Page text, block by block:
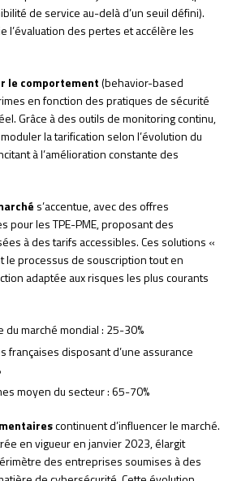
de service au-delà d’un seuil défini).
l’évaluation des pertes et accélère les
le comportement(behavior-based
en fonction des pratiques de sécurité
Grâce à des outils de monitoring continu,
la tarification selon l’évolution du
à l’amélioration constante des
s’accentue, avec des offres
pour les TPE-PME, proposant des
à des tarifs accessibles. Ces solutions «
le processus de souscription tout en
adaptée aux risques les plus courants
du marché mondial : 25-30%
françaises disposant d’une assurance
moyen du secteur : 65-70%
continuent d’influencer le marché.
en vigueur en janvier 2023, élargit
des entreprises soumises à des